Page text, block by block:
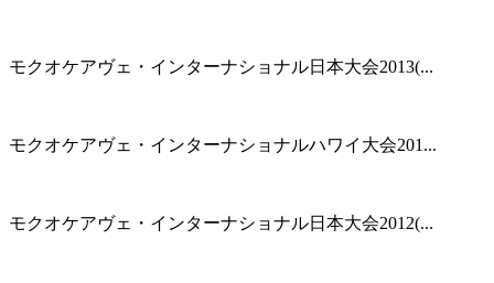
モクオケアヴェ・インターナショナル日本大会2013(...
モクオケアヴェ・インターナショナルハワイ大会201...
モクオケアヴェ・インターナショナル日本大会2012(...